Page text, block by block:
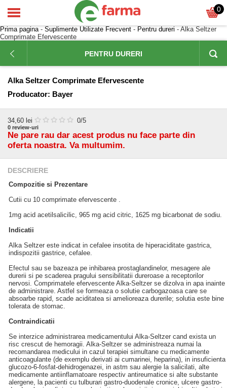
0
Prima pagina- Suplimente Utilizate Frecvent - Pentru dureri - Alka Seltzer
Comprimate Efervescente
PENTRU DURERI
Alka Seltzer Comprimate Efervescente
Producator: Bayer
34,60 lei 0/5
0 review-uri
Ne pare rau dar acest produs nu face parte din
oferta noastra. Va multumim.
DESCRIERE
Compozitie si Prezentare
Cutii cu 10 comprimate efervescente .
1mg acid acetilsalicilic, 965 mg acid citric, 1625 mg bicarbonat de sodiu.
Indicatii
Alka Seltzer este indicat in cefalee insotita de hiperaciditate gastrica,
indispozitii gastrice, cefalee.
Efectul sau se bazeaza pe inhibarea prostaglandinelor, mesagere ale
durerii si pe scaderea pragului sensibilitatii dureroase a receptorilor
nervosi. Comprimatele efervescente Alka-Seltzer se dizolva in apa inainte
de administrare. Astfel se formeaza o solutie carbogazoasa care se
absoarbe rapid, scade aciditatea si amelioreaza durerile; solutia este bine
tolerata de stomac.
Contraindicatii
Se interzice administrarea medicamentului Alka-Seltzer cand exista un
risc crescut de hemoragii. Alka-Seltzer se administreaza numai la
recomandarea medicului in cazul terapiei simultane cu medicamente
anticoagulante (de exemplu derivati ai cumarinei, heparina), in insuficienta
glucozo-6-fosfat-dehidrogenazei, in astm sau alergie la salicilati, alte
medicamente antiinflamatoare respectiv antireumatice si alte substante
alergene, la pacienti cu tulburari gastro-duodenale cronice, ulcere gastro-